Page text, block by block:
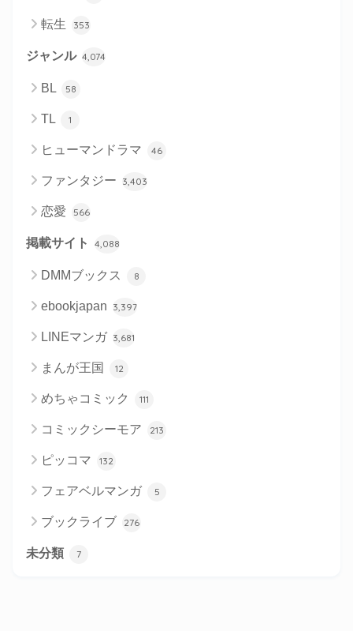
転生 353
ジャンル 4,074
BL 58
TL 1
ヒューマンドラマ 46
ファンタジー 3,403
恋愛 566
掲載サイト 4,088
DMMブックス 8
ebookjapan 3,397
LINEマンガ 3,681
まんが王国 12
めちゃコミック 111
コミックシーモア 213
ピッコマ 132
フェアベルマンガ 5
ブックライブ 276
未分類 7